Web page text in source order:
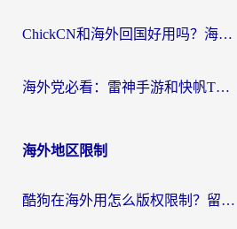
ChickCN和海外回国好用吗？海外党2026亲测：从手游到影音，选对加速器的3个关键
海外党必看：雷神手游和快帆TV版好用吗？3步选对回国加速器不踩坑
海外地区限制
酷狗在海外用怎么版权限制？留学生亲测：3步解决听国内音乐难题